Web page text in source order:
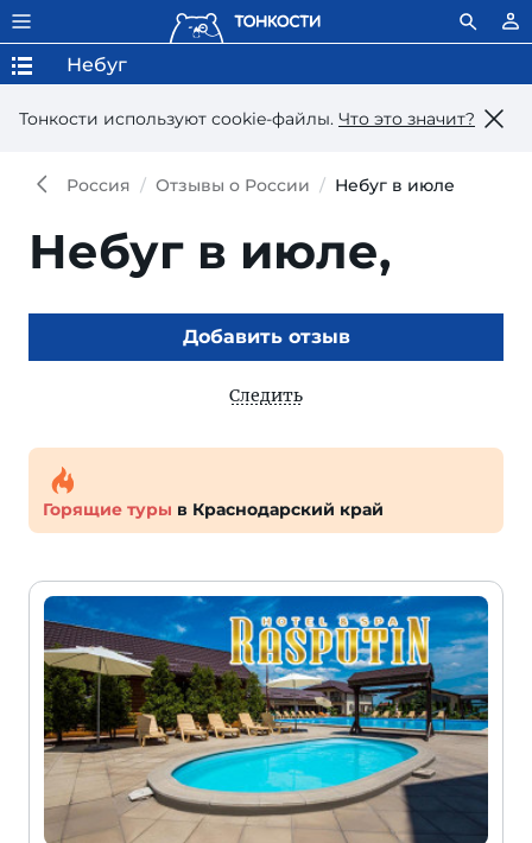
Тонкости используют сookie-файлы. Что это значит?
Небуг
Россия Отзывы о России Небуг в июле
Небуг в июле,
Добавить отзыв
Следить
Горящие туры в Краснодарский край